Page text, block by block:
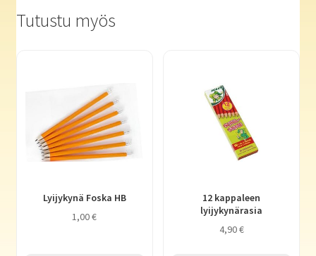
Tutustu myös
Lyijykynä Foska HB
1,00€
12 kappaleen
lyijykynärasia
4,90€